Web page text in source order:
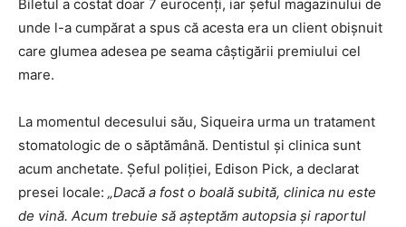
Biletul a costat doar 7 eurocenți, iar șeful magazinului de
unde l-a cumpărat a spus că acesta era un client obișnuit
care glumea adesea pe seama câștigării premiului cel
mare.
La momentul decesului său, Siqueira urma un tratament
stomatologic de o săptămână. Dentistul și clinica sunt
acum anchetate. Șeful poliției, Edison Pick, a declarat
presei locale: „Dacă a fost o boală subită, clinica nu este
de vină. Acum trebuie să așteptăm autopsia și raportul